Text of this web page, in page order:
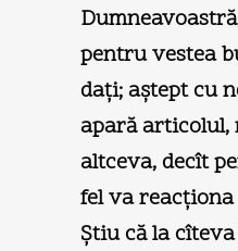
pentru vestea
daţi; aştept cu
apară articolul,
altceva, decît
fel va
Ştiu că la